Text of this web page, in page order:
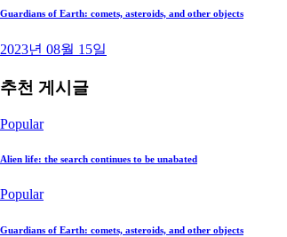
Guardians of Earth: comets, asteroids, and other objects
2023년 08월 15일
추천 게시글
Popular
Alien life: the search continues to be unabated
Popular
Guardians of Earth: comets, asteroids, and other objects